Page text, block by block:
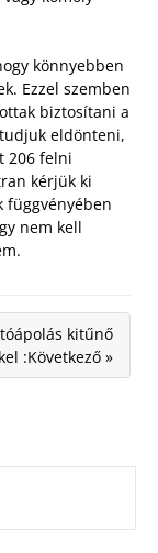
könnyebben
Ezzel szemben
biztosítani a
eldönteni,
206 felni
kérjük ki
függvényében
nem kell
kitűnő
:Következő »